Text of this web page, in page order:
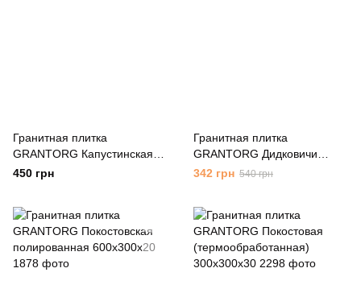
Гранитная плитка
GRANTORG Капустинская
(полированная) 600х300х20
450 грн
Гранитная плитка
GRANTORG Дидковичи
(полированная) 600х300х20
342 грн 540 грн